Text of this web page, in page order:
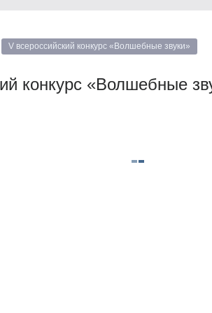
V всероссийский конкурс «Волшебные звуки»
конкурс «Волшебные